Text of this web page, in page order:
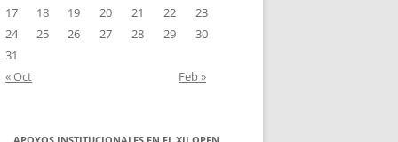
17
18 19 20 21 22
23
24
25 26 27 28 29
30
31
« Oct
Feb »